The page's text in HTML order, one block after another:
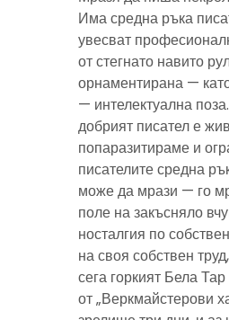
Има средна ръка
увесват
от стегнато навито
орнаментирана —
— интелектуална
добрият писател е
попаразитираме и
писателите средна
може да мрази — го
поле на закъсняло
носталгия по
на своя собствен
сега горкият Бела
от „Веркмайстерови